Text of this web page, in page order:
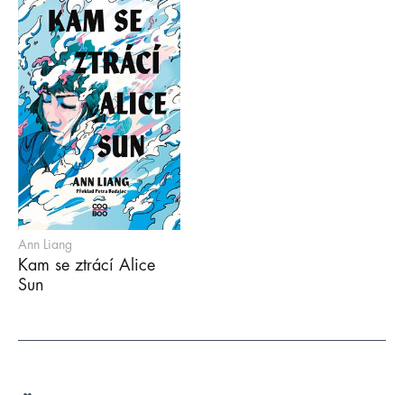
Ann Liang
Kam se ztrácí Alice
Sun